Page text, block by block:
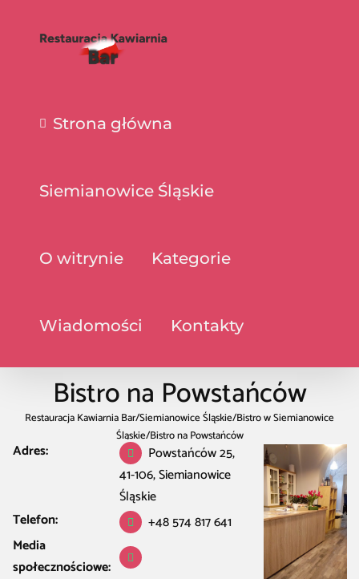
Strona główna
Siemianowice Śląskie
O witrynie Kategorie
Wiadomości Kontakty
Bistro na Powstańców
Restauracja Kawiarnia Bar/Siemianowice Śląskie/Bistro w Siemianowice
Śląskie/Bistro na Powstańców
Adres:
Powstańców 25,
41-106, Siemianowice
Śląskie
Telefon:
+48 574 817 641
Media
społecznościowe: